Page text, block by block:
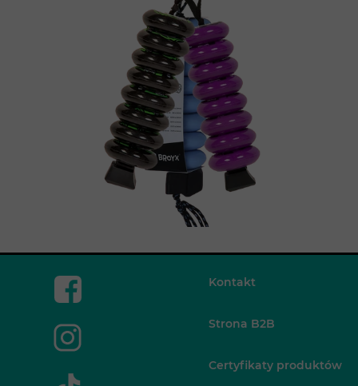
Kontakt
Strona B2B
Certyfikaty produktów